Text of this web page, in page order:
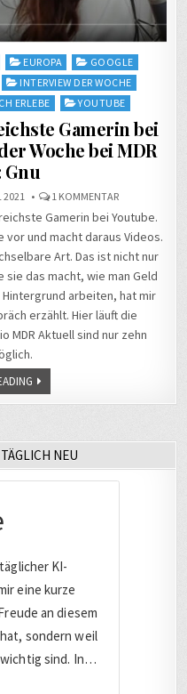
EUROPA
GOOGLE
INTERVIEW DER WOCHE
ERLEBE YOUTUBE
Gamerin bei
Woche bei MDR
2021 1 KOMMENTARZU
BEI
IM
INTERVIEW
DER
WOCHE
BEI
MDR
AKTUELL:
GNU
Gamerin bei Youtube.
und macht daraus Videos.
Art. Das ist nicht nur
sie das macht, wie man Geld
arbeiten, hat mir
erzählt. Hier läuft die
MDR Aktuell sind nur zehn
NEU